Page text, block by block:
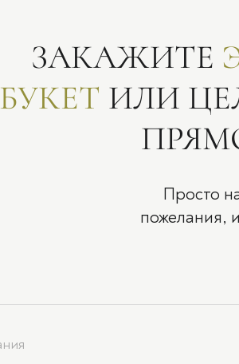
ЗАКАЖИТЕ
БУКЕТ ИЛИ
Просто
пожелания,